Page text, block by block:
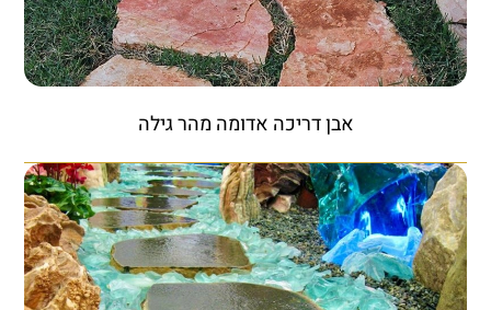
אבן דריכה אדומה מהר גילה